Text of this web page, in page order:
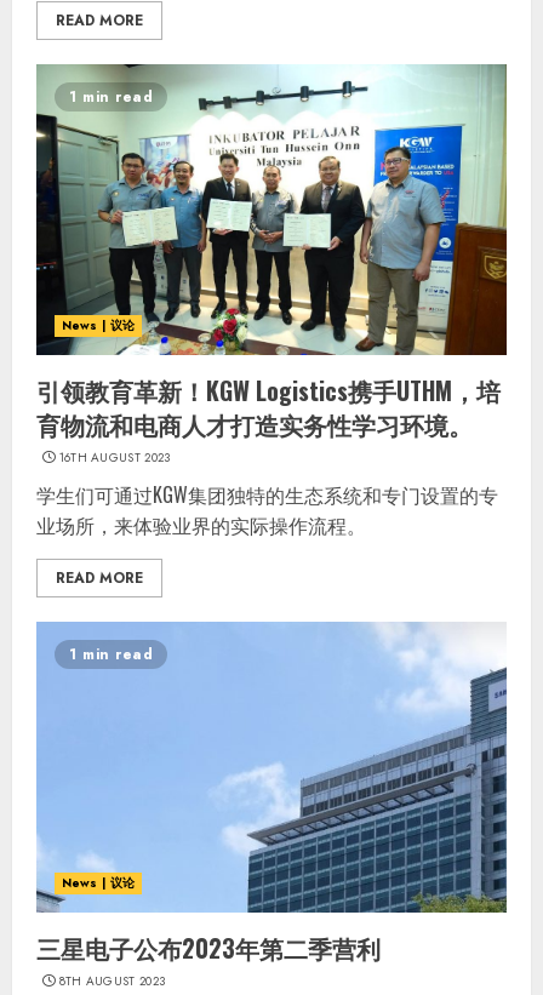
READ MORE
1 min read
News | 议论
引领教育革新！KGW Logistics携手UTHM，培
育物流和电商人才打造实务性学习环境。
16TH AUGUST 2023
学生们可通过KGW集团独特的生态系统和专门设置的专
业场所，来体验业界的实际操作流程。
READ MORE
1 min read
News | 议论
三星电子公布2023年第二季营利
8TH AUGUST 2023